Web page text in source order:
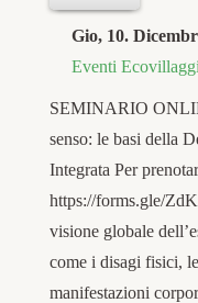
Gio, 10.
Eventi Ecovillaggi
SEMINARIO
senso: le basi della
Integrata Per
https://forms.gle/
visione globale
come i disagi fisici,
manifestazioni